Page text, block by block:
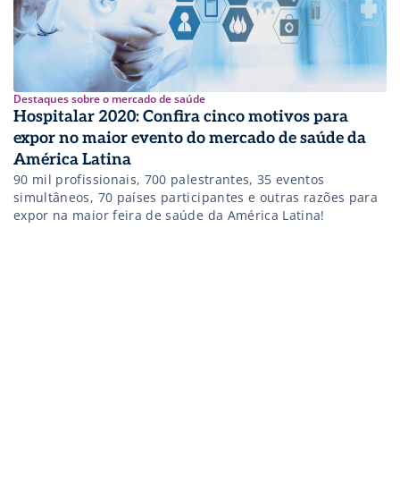
Destaques sobre o mercado de saúde
Hospitalar 2020: Confira cinco motivos para
expor no maior evento do mercado de saúde da
América Latina
90 mil profissionais, 700 palestrantes, 35 eventos
simultâneos, 70 países participantes e outras razões para
expor na maior feira de saúde da América Latina!